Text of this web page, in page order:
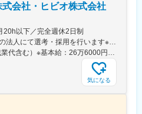
企業として成長を続けており、これか
会に必要とされ、皆様に安心して関
、今後は地域社会に愛される「企
。
務
会社・ヒビオ株式会社
以下／完全週休2日制
2社合同募集です。※ご希望の法人にて選考・採用を行います※配属先については、入社された法人内でご希望を考慮の上決定します大阪府大阪市北区西天満2-10-2 幸田ビル5階※ウールズプラス株式会社、ヒビオ株式会社ともに上記住所での勤務となります※オフィス内禁煙＜各社共通＞
月給27万1000円～（固定残業代含む）※基本給：26万6000円～※固定残業代は、時間外労働の有無に関わらず月2.45時間分を、一律5000円支給※上記を超える時間外労働分は追加で支給＜各社共通＞
気になる